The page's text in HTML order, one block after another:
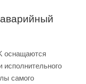
оснащаются
самого